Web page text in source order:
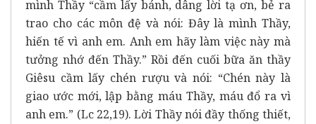
mình Thầy “cầm lấy bánh, dâng lời tạ ơn, bẻ ra
trao cho các môn đệ và nói: Đây là mình Thầy,
hiến tế vì anh em. Anh em hãy làm việc này mà
tưởng nhớ đến Thầy.” Rồi đến cuối bữa ăn thầy
Giêsu cầm lấy chén rượu và nói: “Chén này là
giao ước mới, lập bằng máu Thầy, máu đổ ra vì
anh em.” (Lc 22,19). Lời Thầy nói đầy thống thiết,